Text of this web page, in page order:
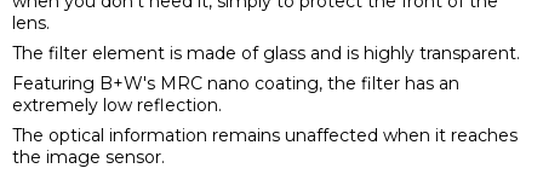
lens.
The filter element is made of glass and is highly transparent.
Featuring B+W's MRC nano coating, the filter has an
extremely low reflection.
The optical information remains unaffected when it reaches
the image sensor.